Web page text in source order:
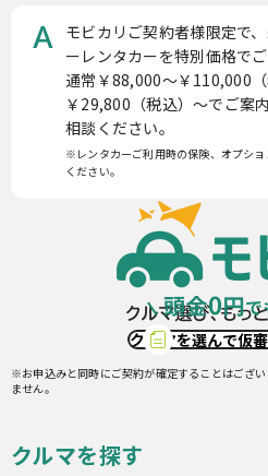
A
モビカリご契約者様限定で
ーレンタカーを特別価格で
通常￥88,000〜￥110,000
￥29,800（税込）〜でご案
相談ください。
※レンタカーご利用時の保険、オプシ
ください。
クルマを選んで仮
※お申込みと同時にご契約が確定することはござい
ません。
クルマを探す